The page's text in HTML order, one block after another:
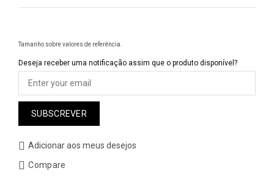
Tamanho sobre valores de referência.
Deseja receber uma notificação assim que o produto disponível?
SUBSCREVER
Adicionar aos meus desejos
Compare